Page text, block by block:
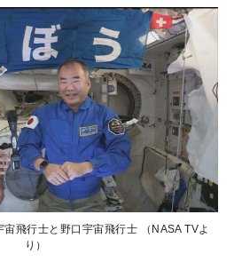
飛行士と野口宇宙飛行士 （NASA TVよ
り）